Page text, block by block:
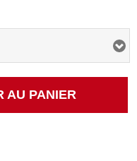
AU PANIER